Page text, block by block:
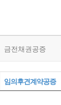
금전채권공증
임의후견계약공증